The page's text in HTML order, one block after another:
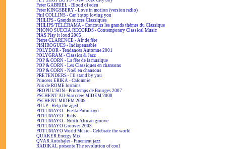
Peter GABRIEL - Blood of eden
Peter KINGSBERY - Love in motion (version radio)
Phil COLLINS - Can't stop loving you
PHILIPS - Grands succès Classiques
PHILIPS/TÉLÉRAMA - Concours les grands thèmes du Classique
PHONO SUECIA RECORDS - Contemporary Classical Music
PIAS Play it loud 2005
Pierre CLARENCE - Air de fête
PISHROGUES - Indispensable
POLYDOR - Tendances Automne 2001
POLYGRAM - Classics & Jazz
POP & CORN - La fête de la musique
POP & CORN - Les Classiques en chansons
POP & CORN - Noël en chansons
PRETENDERS - I'll stand by you
Princess ERIKA - Calomnie
Prix de ROME lorrains
PROPUL'SON - Printemps de Bourges 2007
PSCHENT All-Star crew MIDEM 2008
PSCHENT MIDEM 2009
PULP - Help the aged
PUTUMAYO - Fiesta Putumayo
PUTUMAYO - Kids
PUTUMAYO - North African groove
PUTUMAYO Grooves 2003
PUTUMAYO World Music - Celebrate the world
QUAKER Energy Mix
QVAR Autohaler - Finement jazz
RADIKAL présente The revolution of cool